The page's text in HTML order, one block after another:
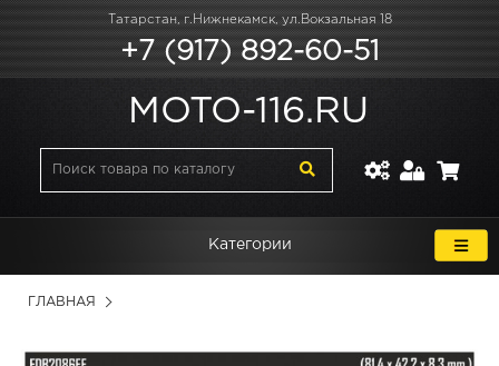
Татарстан, г.Нижнекамск, ул.Вокзальная 18
+7 (917) 892-60-51
MOTO-116.RU
Категории
ГЛАВНАЯ